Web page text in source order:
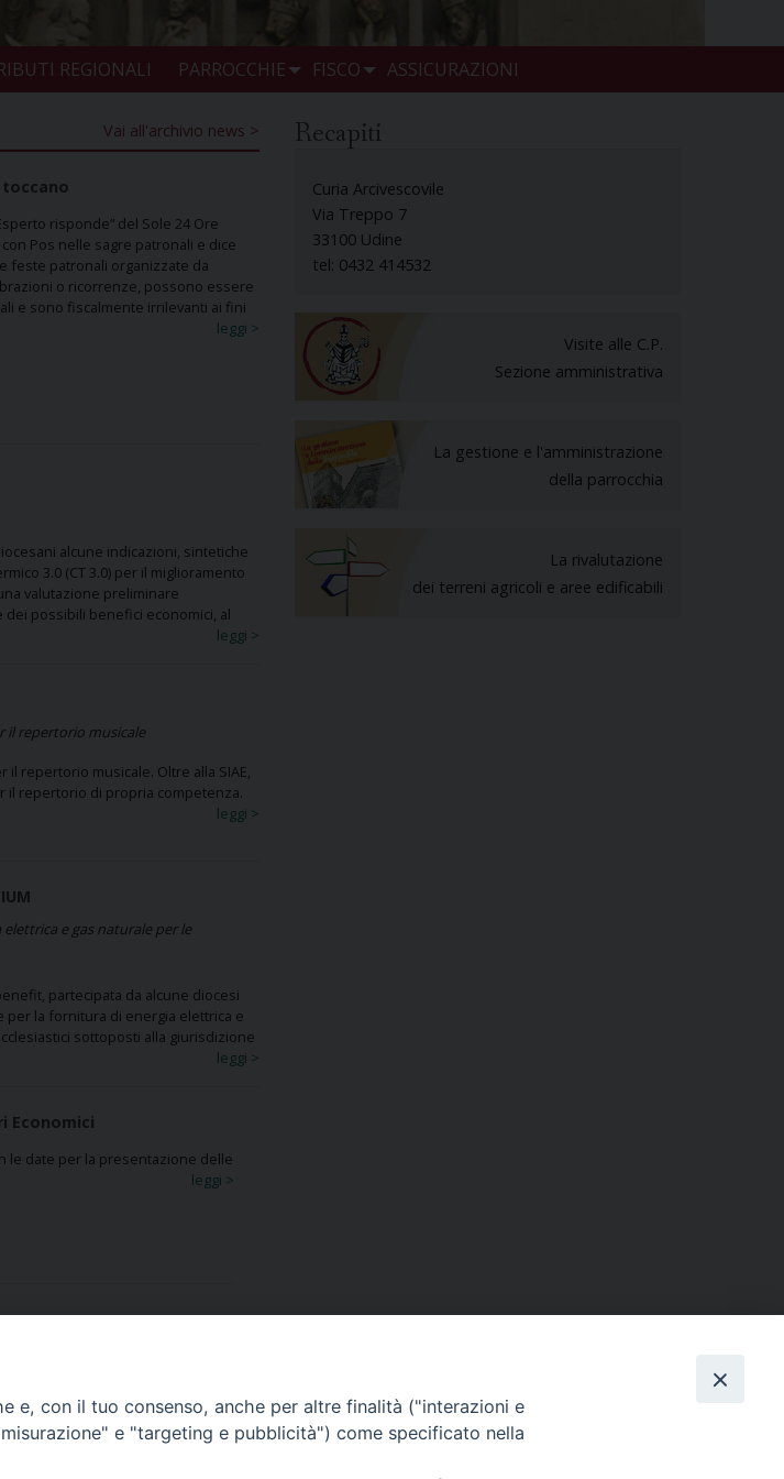
REGIONALI PARROCCHIE FISCO ASSICURAZIONI
Vai all'archivio news >
risponde” del Sole 24 Ore
Pos nelle sagre patronali e dice
feste patronali organizzate da
o ricorrenze, possono essere
e sono fiscalmente irrilevanti ai fini
leggi >
alcune indicazioni, sintetiche
3.0 (CT 3.0) per il miglioramento
valutazione preliminare
possibili benefici economici, al
leggi >
il repertorio musicale
repertorio musicale. Oltre alla SIAE,
il repertorio di propria competenza.
leggi >
e gas naturale per le
partecipata da alcune diocesi
per la fornitura di energia elettrica e
sottoposti alla giurisdizione
leggi >
Economici
le date per la presentazione delle
leggi >
a favore di parrocchie, enti
Recapiti
Curia Arcivescovile
Via Treppo 7
33100 Udine
tel: 0432 414532
Visite alle C.P.
Sezione amministrativa
La gestione e l'amministrazione
della parrocchia
La rivalutazione
dei terreni agricoli e aree edificabili
e, con il tuo consenso, anche per altre finalità ("interazioni e
e "targeting e pubblicità") come specificato nella